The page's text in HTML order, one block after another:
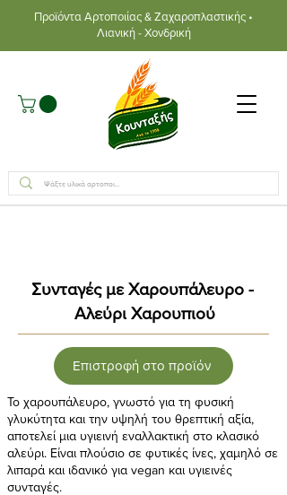
Προϊόντα Αρτοποιίας & Ζαχαροπλαστικής •
Λιανική - Χονδρική
Συνταγές με Χαρουπάλευρο -
Αλεύρι Χαρουπιού
Επιστροφή στο προϊόν
Το χαρουπάλευρο, γνωστό για τη φυσική
γλυκύτητα και την υψηλή του θρεπτική αξία,
αποτελεί μια υγιεινή εναλλακτική στο κλασικό
αλεύρι. Είναι πλούσιο σε φυτικές ίνες, χαμηλό σε
λιπαρά και ιδανικό για vegan και υγιεινές
συνταγές.